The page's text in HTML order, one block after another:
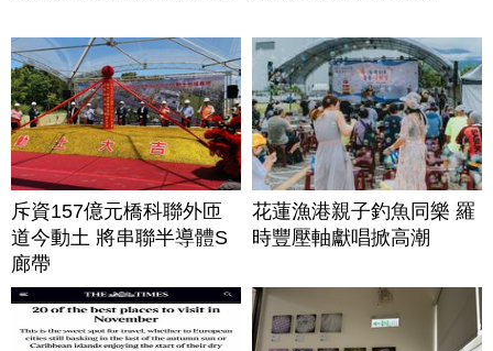
斥資157億元橋科聯外匝
道今動土 將串聯半導體S
廊帶
花蓮漁港親子釣魚同樂 羅
時豐壓軸獻唱掀高潮